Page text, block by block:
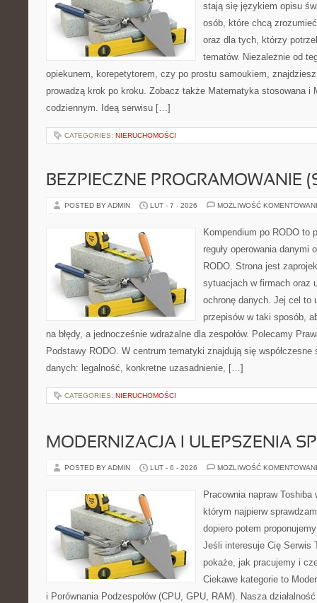
stają się językiem opisu
osób, które chcą
oraz dla tych, którzy
tematów. Niezależnie od
opiekunem, korepetytorem, czy po prostu samoukiem,
prowadzą krok po kroku. Zobacz także Matematyka stosowana i
codziennym. Ideą serwisu […]
CATEGORIES: NIERUCHOMOŚCI
BEZPIECZNE PROGRAMOWANIE
POSTED BY ADMIN LUT - 7 - 2026 MOŻLIWOŚĆ
Kompendium po RODO to
reguły operowania danymi
RODO. Strona jest
sytuacjach w firmach oraz
ochronę danych. Jej cel to
przepisów w taki sposób,
na błędy, a jednocześnie wdrażalne dla zespołów. Polecamy
Podstawy RODO. W centrum tematyki znajdują się współczesne
danych: legalność, konkretne uzasadnienie, […]
CATEGORIES: NIERUCHOMOŚCI
MODERNIZACJA I ULEPSZENIA
POSTED BY ADMIN LUT - 6 - 2026 MOŻLIWOŚĆ
Pracownia napraw
którym najpierw
dopiero potem
Jeśli interesuje Cię Serwis
pokaże, jak pracujemy i
Ciekawe kategorie to
i Porównania Podzespołów (CPU, GPU, RAM). Nasza